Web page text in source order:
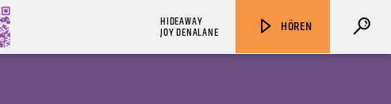
HÖREN
HIDEAWAY
JOY DENALANE